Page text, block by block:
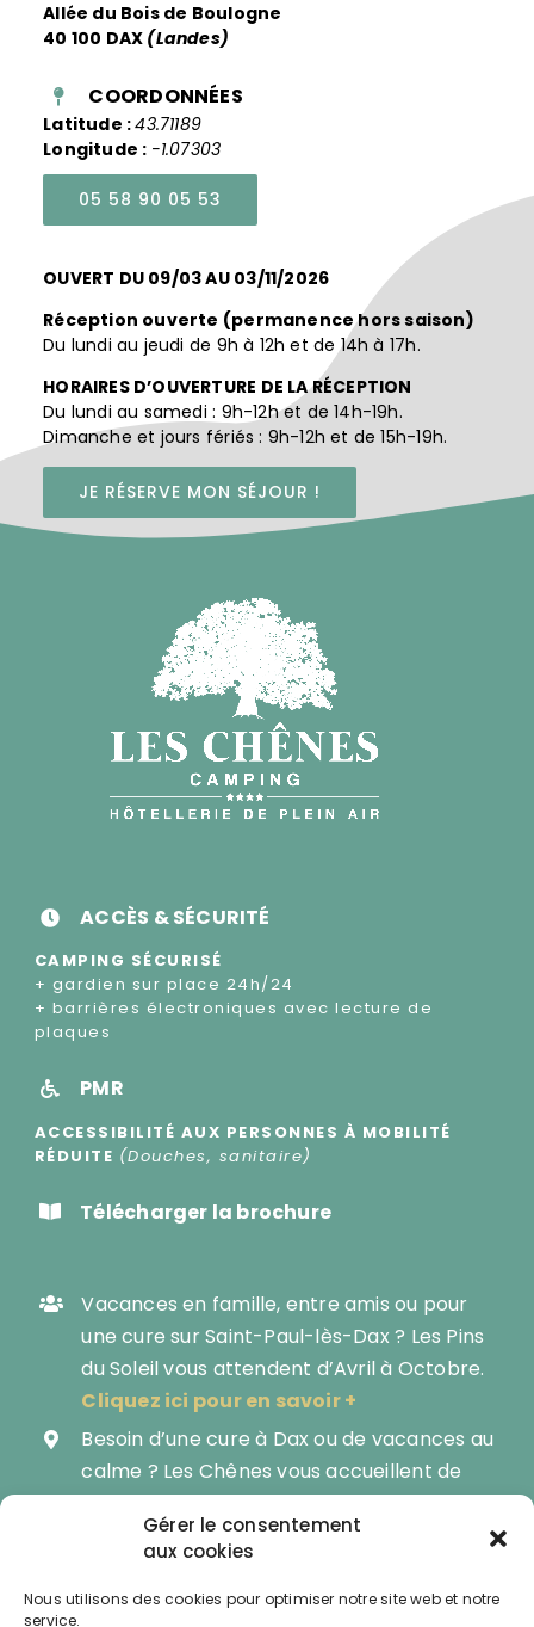
Gérer le consentement
aux cookies
Nous utilisons des cookies pour optimiser notre site web et notre
service.
Allée du Bois de Boulogne
40 100 DAX (Landes)
COORDONNÉES
Latitude :43.71189
Longitude : -1.07303
05 58 90 05 53
OUVERT DU 09/03 AU 03/11/2026
Réception ouverte (permanence hors saison)
Du lundi au jeudi de 9h à 12h et de 14h à 17h.
HORAIRES D’OUVERTURE DE LA RÉCEPTION
Du lundi au samedi : 9h-12h et de 14h-19h.
Dimanche et jours fériés : 9h-12h et de 15h-19h.
JE RÉSERVE MON SÉJOUR !
ACCÈS & SÉCURITÉ
CAMPING SÉCURISÉ
+ gardien sur place 24h/24
+ barrières électroniques avec lecture de
plaques
PMR
ACCESSIBILITÉ AUX PERSONNES À MOBILITÉ
RÉDUITE (Douches, sanitaire)
Télécharger la brochure
Vacances en famille, entre amis ou pour
une cure sur Saint-Paul-lès-Dax ? Les Pins
du Soleil vous attendent d’Avril à Octobre.
Cliquez ici pour en savoir +
Besoin d’une cure à Dax ou de vacances au
calme ? Les Chênes vous accueillent de
Mars à Novembre.
Devenez propriétaire de votre mobil-
Les Pins du Soleil vous proposent du neuf ou